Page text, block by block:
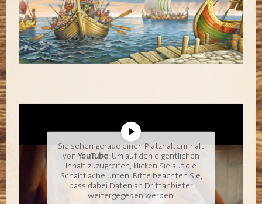
Sie sehen gerade einen Platzhalterinhalt
von YouTube. Um auf den eigentlichen
Inhalt zuzugreifen, klicken Sie auf die
Schaltfläche unten. Bitte beachten Sie,
dass dabei Daten an Drittanbieter
weitergegeben werden.